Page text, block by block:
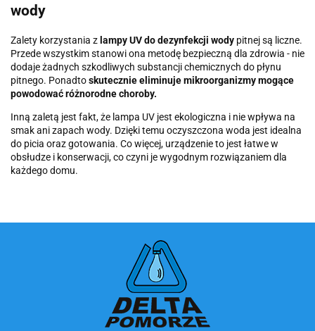
wody
Zalety korzystania z lampy UV do dezynfekcji wody pitnej są liczne.
Przede wszystkim stanowi ona metodę bezpieczną dla zdrowia - nie
dodaje żadnych szkodliwych substancji chemicznych do płynu
pitnego. Ponadtoskutecznie eliminuje mikroorganizmy mogące
powodować różnorodne choroby.
Inną zaletą jest fakt, że lampa UV jest ekologiczna i nie wpływa na
smak ani zapach wody. Dzięki temu oczyszczona woda jest idealna
do picia oraz gotowania. Co więcej, urządzenie to jest łatwe w
obsłudze i konserwacji, co czyni je wygodnym rozwiązaniem dla
każdego domu.